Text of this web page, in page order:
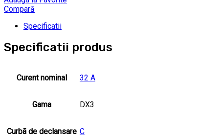
Compară
Specificatii
Specificatii produs
Curent nominal 32 A
Gama DX3
Curbã de declansare C